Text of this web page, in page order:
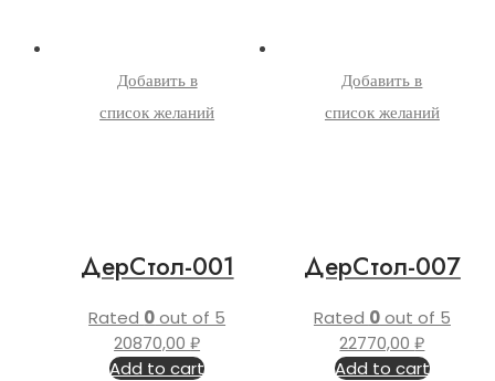
Добавить в
список желаний
ДерСтол-001
Rated 0out of 5
20870,00₽
Add to cart
Добавить в
список желаний
ДерСтол-007
Rated 0out of 5
22770,00₽
Add to cart